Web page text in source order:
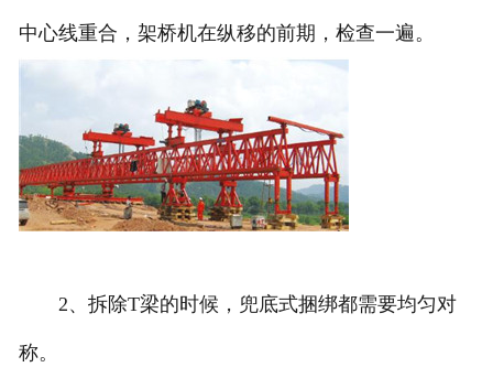
成功案例
中心线重合，架桥机在纵移的前期，检查一遍。
2、拆除T梁的时候，兜底式捆绑都需要均匀对
称。